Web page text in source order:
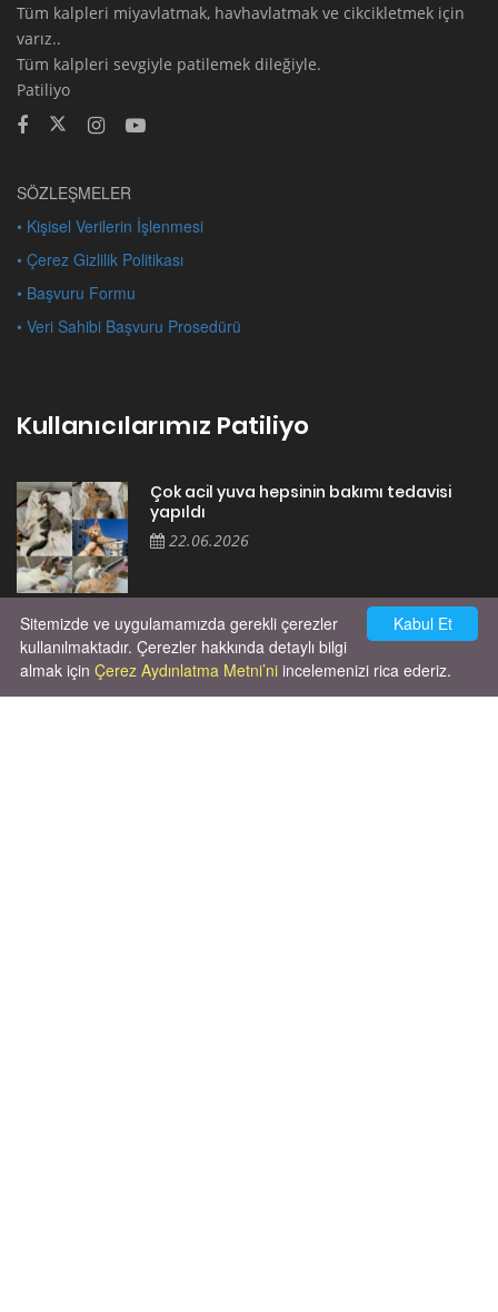
Tüm kalpleri miyavlatmak, havhavlatmak ve cikcikletmek için
varız..
Tüm kalpleri sevgiyle patilemek dileğiyle.
Patiliyo
SÖZLEŞMELER
• Kişisel Verilerin İşlenmesi
• Çerez Gizlilik Politikası
• Başvuru Formu
• Veri Sahibi Başvuru Prosedürü
Kullanıcılarımız Patiliyo
Çok acil yuva hepsinin bakımı tedavisi
yapıldı
22.06.2026
Cok huysal asla tırmalama huyu yok yeni
kısırlastırdım tuvalet egitimi de var
kumundan baska yere ya...
02.03.2026
Kabul Et
Sitemizde ve uygulamamızda gerekli çerezler
kullanılmaktadır. Çerezler hakkında detaylı bilgi
almak için Çerez Aydınlatma Metni’ni incelemenizi rica ederiz.